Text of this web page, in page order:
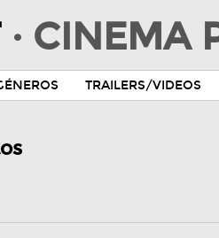
· CINEMA
TRAILERS/VIDEOS